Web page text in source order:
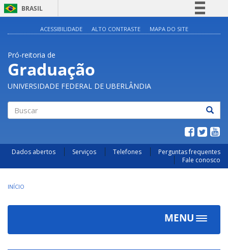
BRASIL
Legislação
Canais
ACESSIBILIDADE ALTO CONTRASTE MAPA DO SITE
Pró-reitoria de
Graduação
UNIVERSIDADE FEDERAL DE UBERLÂNDIA
Dados abertos Serviços Telefones
Perguntas frequentes
Fale conosco
INÍCIO
MENU
Toggle